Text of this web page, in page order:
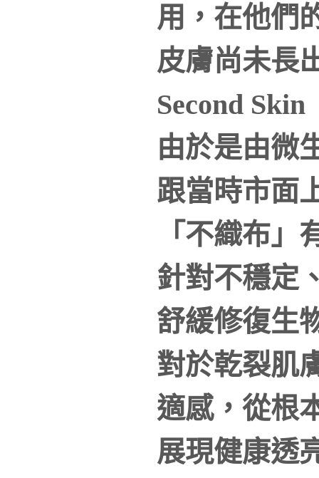
用，在他們
皮膚尚未長
Second
由於是由微
跟當時市面
「不織布」
針對不穩定
舒緩修復生
對於乾裂肌
適感，從根
展現健康透